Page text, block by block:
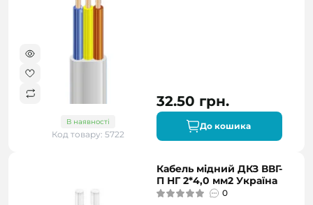
В наявності
Код товару: 5722
32.50 грн.
До кошика
Кабель мідний ДКЗ ВВГ-
П НГ 2*4,0 мм2 Україна
0